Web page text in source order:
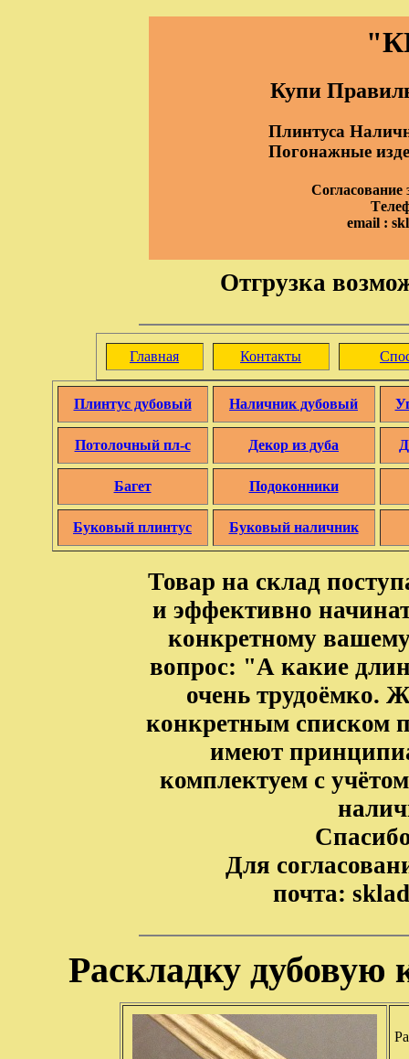
Купи
Плинтуса
Погонажные
Согласование
email :
Отгрузка
Главная Контакты
Плинтус дубовый Наличник дубовый
Потолочный пл-с Декор из дуба
Багет Подоконники
Буковый плинтус Буковый наличник
Товар на склад
и эффективно
конкретному
вопрос: "А какие
очень трудоёмко.
конкретным списком
имеют
комплектуем с
Для
почта:
Раскладку дубовую